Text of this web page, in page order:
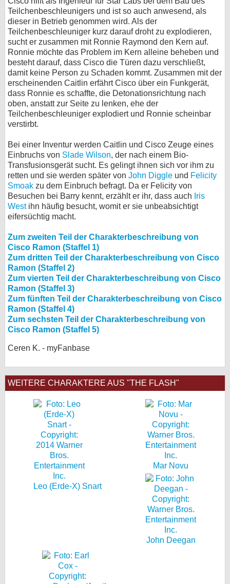
Teilchenbeschleunigers und ist so auch anwesend, als
dieser in Betrieb genommen wird. Als der
Teilchenbeschleuniger kurz darauf droht zu explodieren,
sucht er zusammen mit Ronnie Raymond den Kern auf.
Ronnie möchte das Problem im Kern alleine beheben und
besteht darauf, dass Cisco die Türen dazu verschließt,
damit keine Person zu Schaden kommt. Zusammen mit der
erscheinenden Caitlin erfährt Cisco über ein Funkgerät,
dass Ronnie es schaffte, die Detonationsrichtung nach
oben, anstatt zur Seite zu lenken, ehe der
Teilchenbeschleuniger explodiert und Ronnie scheinbar
verstirbt.
Bei einer Inventur werden Caitlin und Cisco Zeuge eines
Einbruchs von Slade Wilson, der nach einem Bio-
Transfusionsgerät sucht. Es gelingt ihnen sich vor ihm zu
retten und sie werden später von John Diggle und Felicity
Smoak zu dem Einbruch befragt. Da er Felicity von
Besuchen bei Barry kennt, erzählt er ihr, dass auch Iris
Westihn häufig besucht, womit er sie unbeabsichtigt
eifersüchtig macht.
Zum zweiten Teil der Charakterbeschreibung von
Cisco Ramon (Staffel 1)
Zum dritten Teil der Charakterbeschreibung von Cisco
Ramon (Staffel 2)
Zum vierten Teil der Charakterbeschreibung von Cisco
Ramon (Staffel 3)
Zum fünften Teil der Charakterbeschreibung von Cisco
Ramon (Staffel 4)
Zum sechsten Teil der Charakterbeschreibung von
Cisco Ramon (Staffel 5)
Ceren K. - myFanbase
WEITERE CHARAKTERE AUS "THE FLASH"
Leo (Erde-X) Snart
Mar Novu
John Deegan